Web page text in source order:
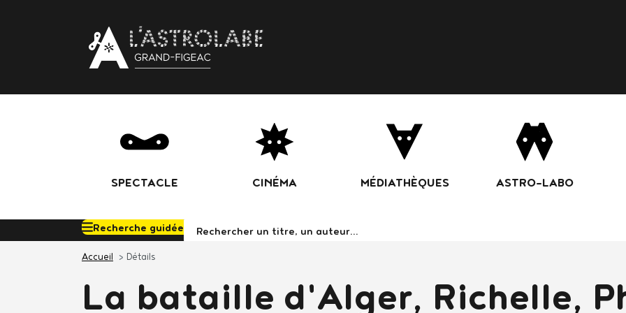
Body
SPECTACLE CINÉMA MÉDIATHÈQUES ASTRO-LABO
Rechercher dans le catalogue
Recherche guidée
Accueil Détails
La bataille d'Alger, Richelle,